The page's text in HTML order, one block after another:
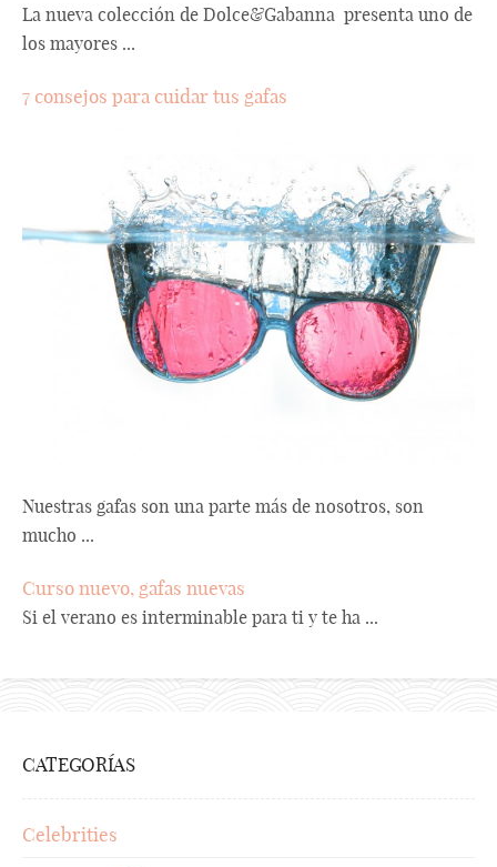
La nueva colección de Dolce&Gabanna presenta uno de
los mayores ...
7 consejos para cuidar tus gafas
Nuestras gafas son una parte más de nosotros, son
mucho ...
Curso nuevo, gafas nuevas
Si el verano es interminable para ti y te ha ...
CATEGORÍAS
Celebrities